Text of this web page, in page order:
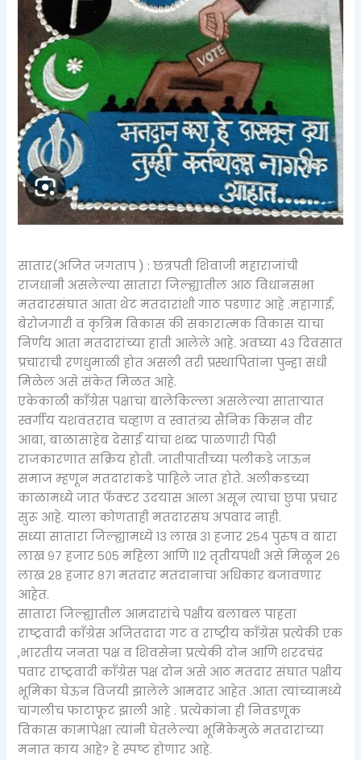
सातार(अजित जगताप ) : छत्रपती शिवाजी महाराजांची
राजधानी असलेल्या सातारा जिल्ह्यातील आठ विधानसभा
मतदारसंघात आता थेट मतदारांशी गाठ पडणार आहे .महागाई,
बेरोजगारी व कृत्रिम विकास की सकारात्मक विकास याचा
निर्णय आता मतदारांच्या हाती आलेले आहे. अवघ्या ४३ दिवसात
प्रचाराची रणधुमाळी होत असली तरी प्रस्थापितांना पुन्हा संधी
मिळेल असे संकेत मिळत आहे.
एकेकाळी काँग्रेस पक्षाचा बालेकिल्ला असलेल्या साताऱ्यात
स्वर्गीय यशवंतराव चव्हाण व स्वातंत्र्य सैनिक किसन वीर
आबा, बाळासाहेब देसाई यांचा शब्द पाळणारी पिढी
राजकारणात सक्रिय होती. जातीपातीच्या पलीकडे जाऊन
समाज म्हणून मतदारांकडे पाहिले जात होते. अलीकडच्या
काळामध्ये जात फॅक्टर उदयास आला असून त्याचा छुपा प्रचार
सुरू आहे. याला कोणताही मतदारसंघ अपवाद नाही.
सध्या सातारा जिल्ह्यामध्ये १३ लाख ३१ हजार २५४ पुरुष व बारा
लाख ९७ हजार ५०५ महिला आणि ११२ तृतीयपंथी असे मिळून २६
लाख २८ हजार ८७१ मतदार मतदानाचा अधिकार बजावणार
आहेत.
सातारा जिल्ह्यातील आमदारांचे पक्षीय बलाबल पाहता
राष्ट्रवादी काँग्रेस अजितदादा गट व राष्ट्रीय काँग्रेस प्रत्येकी एक
,भारतीय जनता पक्ष व शिवसेना प्रत्येकी दोन आणि शरदचंद्र
पवार राष्ट्रवादी काँग्रेस पक्ष दोन असे आठ मतदार संघात पक्षीय
भूमिका घेऊन विजयी झालेले आमदार आहेत .आता त्यांच्यामध्ये
चांगलीच फाटाफूट झाली आहे . प्रत्येकांना ही निवडणूक
विकास कामांपेक्षा त्यांनी घेतलेल्या भूमिकेमुळे मतदारांच्या
मनात काय आहे? हे स्पष्ट होणार आहे.